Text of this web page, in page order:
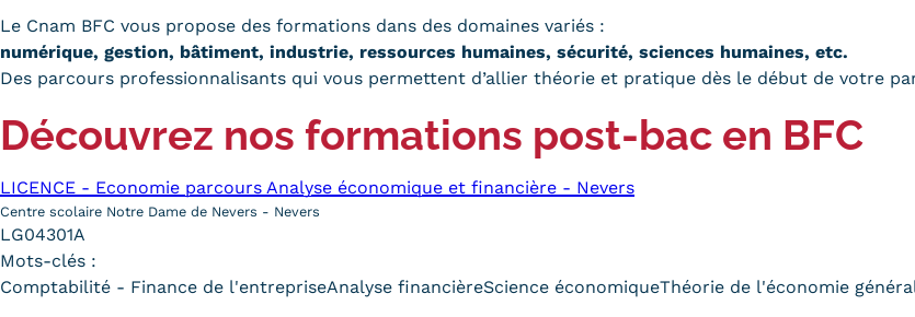
Le Cnam BFC vous propose des formations dans des domaines variés :
numérique, gestion, bâtiment, industrie, ressources humaines, sécurité, sciences humaines, etc.
Des parcours professionnalisants qui vous permettent d’allier théorie et pratique dès le début de votre
Découvrez nos formations post-bac en BFC
LICENCE - Economie parcours Analyse économique et financière - Nevers
Centre scolaire Notre Dame de Nevers - Nevers
LG04301A
Mots-clés :
Comptabilité - Finance de l'entrepriseAnalyse financièreScience économiqueThéorie de l'économie